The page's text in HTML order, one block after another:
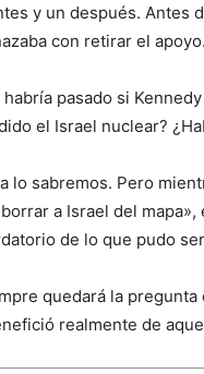
y un después. Antes
con retirar el
habría pasado si
el Israel nuclear?
lo sabremos. Pero
a Israel del
de lo que pudo
quedará la
realmente de